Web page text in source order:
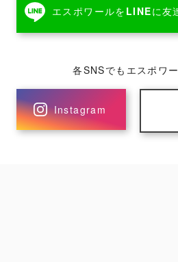
エスポワールを LINEに友
各SNSでもエスポワ
Instagram